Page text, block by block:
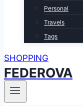
Personal
Travels
Tags
SHOPPING
FEDEROVA